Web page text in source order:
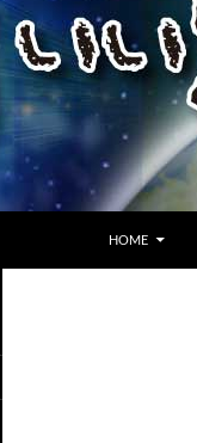
HOME